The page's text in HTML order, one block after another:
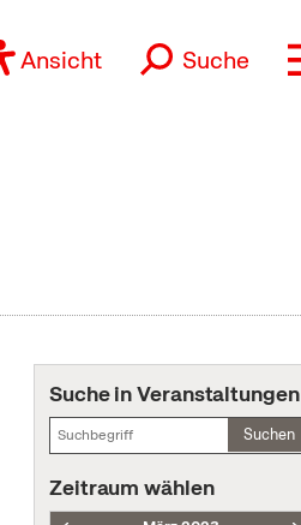
Ansicht Suche
Suche in Veranstaltungen
Suchen
Zeitraum wählen